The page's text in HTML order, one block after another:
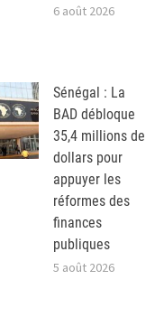
6 août 2026
Sénégal : La
BAD débloque
35,4 millions de
dollars pour
appuyer les
réformes des
finances
publiques
5 août 2026